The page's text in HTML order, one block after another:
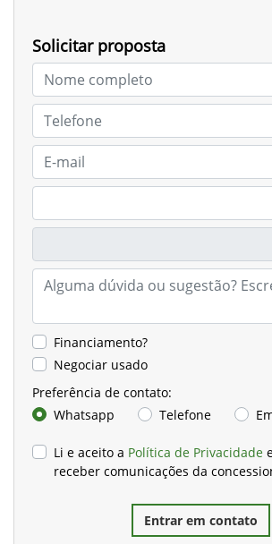
Solicitar proposta
Financiamento?
Negociar usado
Preferência de contato:
Whatsapp
Telefone
Li e aceito a Política de Privacidade
receber comunicações da
Entrar em contato